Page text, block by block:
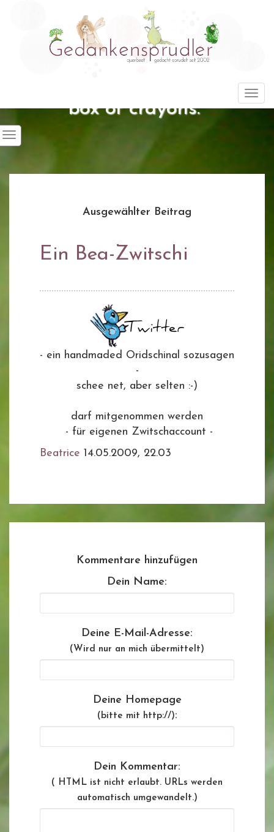
"Life is about using the whole
box of crayons."
Ausgewählter Beitrag
Ein Bea-Zwitschi
- ein handmaded Oridschinal sozusagen
-
schee net, aber selten :-)
darf mitgenommen werden
- für eigenen Zwitschaccount -
Beatrice 14.05.2009, 22.03
Kommentare hinzufügen
Dein Name:
Deine E-Mail-Adresse:
(Wird nur an mich übermittelt)
Deine Homepage
(bitte mit http://):
Dein Kommentar:
( HTML ist nicht erlaubt. URLs werden
automatisch umgewandelt.)